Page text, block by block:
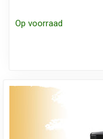
Op voorraad